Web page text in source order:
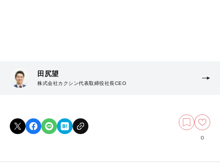
田尻望
株式会社カクシン代表取締役社長CEO
0